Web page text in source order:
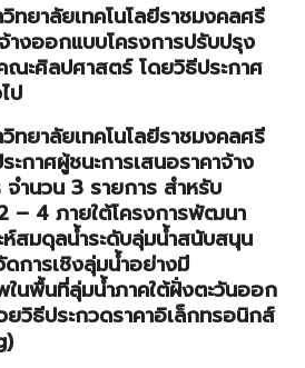
ทยาลัยเทคโนโลยีราชมงคลศรี
างออกแบบโครงการปรับปรุง
ณะศิลปศาสตร์ โดยวิธีประกาศ
ป
ทยาลัยเทคโนโลยีราชมงคลศรี
ะกาศผู้ชนะการเสนอราคาจ้าง
จำนวน 3 รายการ สำหรับ
– 4 ภายใต้โครงการพัฒนา
ห์สมดุลน้ำระดับลุ่มน้ำสนับสนุน
การเชิงลุ่มน้ำอย่างมี
ในพื้นที่ลุ่มน้ำภาคใต้ฝั่งตะวันออก
วิธีประกวดราคาอิเล็กทรอนิกส์